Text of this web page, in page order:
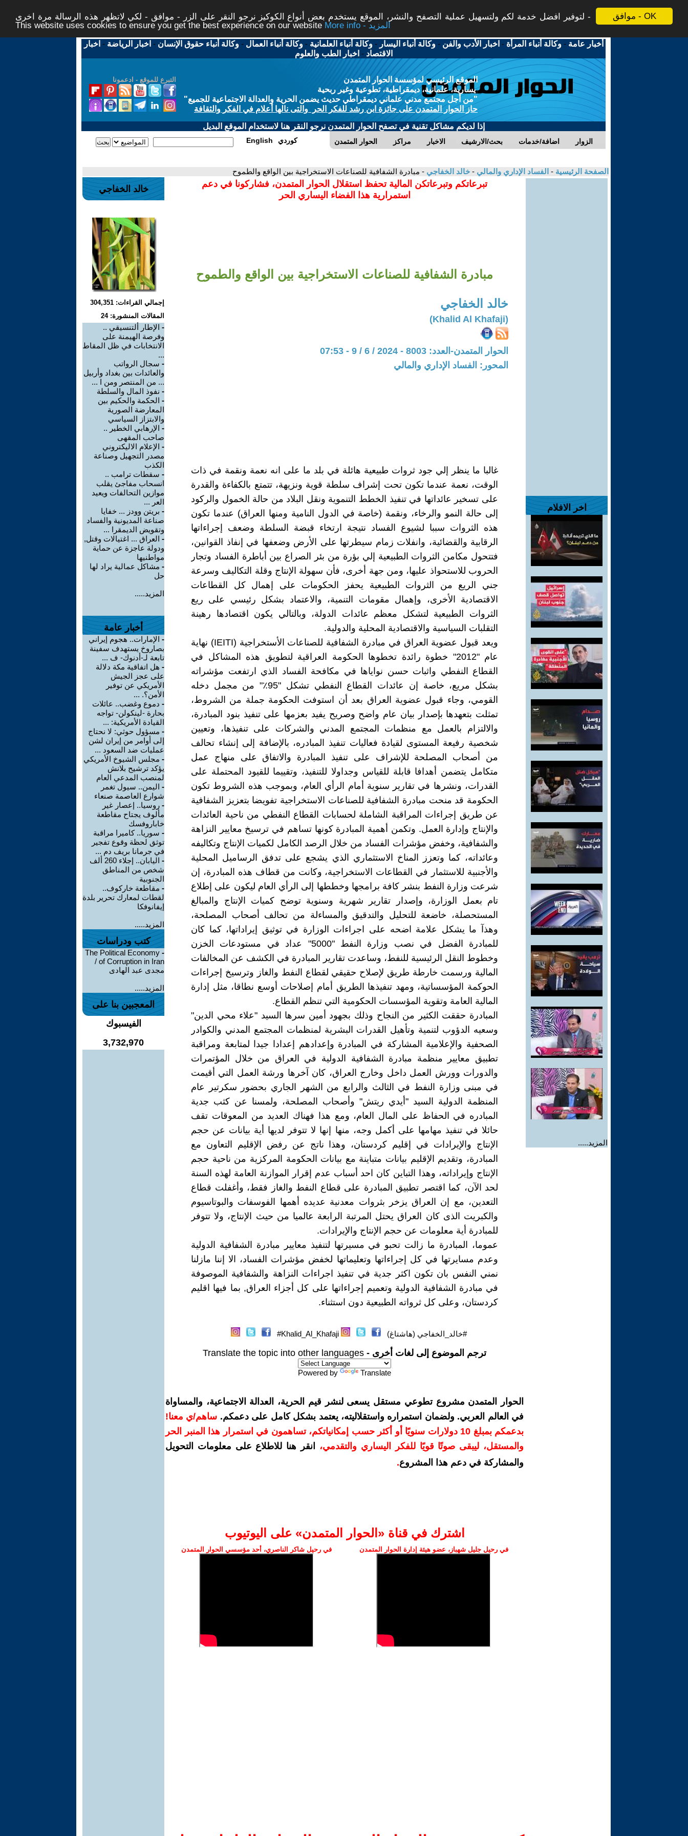
موافق - OK
لتوفير افضل خدمة لكم ولتسهيل عملية التصفح والنشر، الموقع يستخدم بعض أنواع الكوكيز نرجو النقر على الزر - موافق - لكي لاتظهر هذه الرسالة مرة اخرى -
This website uses cookies to ensure you get the best experience on our website
More info - المزيد
أخبار عامة -وكالة أنباء المرأة - اخبار الأدب والفن -وكالة أنباء اليسار -وكالة أنباء العلمانية -وكالة أنباء العمال -وكالة أنباء حقوق الإنسان - اخبار الرياضة - اخبار
الاقتصاد - اخبار الطب والعلوم
التبرع للموقع - ادعمونا
الموقع الرئيسي لمؤسسة الحوار المتمدن
يسارية، علمانية، ديمقراطية، تطوعية وغير ربحية
"من أجل مجتمع مدني علماني ديمقراطي حديث يضمن الحرية والعدالة الاجتماعية للجميع"
حاز الحوار المتمدن على جائزة ابن رشد للفكر الحر والتى نالها أعلام في الفكر والثقافة
إذا لديكم مشاكل تقنية في تصفح الحوار المتمدن نرجو النقر هنا لاستخدام الموقع البديل
الحوار المتمدن مراكز الاخبار بحث/الارشيف اضافة/خدمات الزوار English كوردي
الصفحة الرئيسية - الفساد الإداري والمالي - خالد الخفاجي - مبادرة الشفافية للصناعات الاستخراجية بين الواقع والطموح
اخر الافلام
المزيد.....
تبرعاتكم وتبرعاتكن المالية تحفظ استقلال الحوار المتمدن، فشاركونا في دعم
استمرارية هذا الفضاء اليساري الحر
مبادرة الشفافية للصناعات الاستخراجية بين الواقع والطموح
خالد الخفاجي
(Khalid Al Khafaji)
الحوار المتمدن-العدد: 8003 - 2024 / 6 / 9 - 07:53
المحور: الفساد الإداري والمالي
غالبا ما ينظر إلي جود ثروات طبيعية هائلة في بلد ما على انه نعمة ونقمة في ذات
الوقت، نعمة عندما تكون تحت إشراف سلطة قوية ونزيهة، تتمتع بالكفاءة والقدرة
على تسخير عائداتها في تنفيذ الخطط التنموية ونقل البلاد من حالة الخمول والركود
إلى حالة النمو والرخاء، ونقمة (خاصة في الدول النامية ومنها العراق) عندما تكون
هذه الثروات سببا لشيوع الفساد نتيجة ارتخاء قبضة السلطة وضعف إجراءاتها
الرقابية والقضائية، وانفلات زمام سيطرتها على الأرض وضعفها في إنفاذ القوانين،
فتتحول مكامن الثروات الطبيعية إلي بؤرة من بئر الصراع بين أباطرة الفساد وتجار
الحروب للاستحواذ عليها، ومن جهة أخرى، فأن سهولة الإنتاج وقلة التكاليف وسرعة
جني الريع من الثروات الطبيعية يحفز الحكومات على إهمال كل القطاعات
الاقتصادية الأخرى، وإهمال مقومات التنمية، والاعتماد بشكل رئيسي على ريع
الثروات الطبيعية لتشكل معظم عائدات الدولة، وبالتالي يكون اقتصادها رهينة
التقلبات السياسية والاقتصادية المحلية والدولية.
ويعد قبول عضوية العراق في مبادرة الشفافية للصناعات الأستخراجية (IEITI) نهاية
عام "2012" خطوة رائدة تخطوها الحكومة العراقية لتطويق هذه المشاكل في
القطاع النفطي واثبات حسن نواياها في مكافحة الفساد الذي ارتفعت مؤشراته
بشكل مريع، خاصة إن عائدات القطاع النفطي تشكل "95٪" من مجمل دخله
القومي، وجاء قبول عضوية العراق بعد أن استوفت الحكومة جملة من الشروط،
تمثلت بتعهدها بإصدار بيان عام واضح وصريح يفيد بعزمها على تنفيذ بنود المبادرة،
والالتزام بالعمل مع منظمات المجتمع المدني والشركات على تنفيذها، وتعيين
شخصية رفيعة المستوى لقيادة فعاليات تنفيذ المبادره، بالإضافة إلى إنشاء تحالف
من أصحاب المصلحة للإشراف على تنفيذ المبادرة والاتفاق على منهاج عمل
متكامل يتضمن أهدافا قابلة للقياس وجداولا للتنفيذ، وتقییما للقيود المحتملة على
القدرات، ونشرها في تقارير سنوية أمام الرأي العام، وبموجب هذه الشروط تكون
الحكومة قد منحت مبادرة الشفافية للصناعات الاستخراجية تفويضا بتعزيز الشفافية
عن طريق إجراءات المراقبة الشاملة لحسابات القطاع النفطي من ناحية العائدات
والإنتاج وإدارة العمل. وتكمن أهمية المبادرة كونها تساهم في ترسيخ معايير النزاهة
والشفافية، وخفض مؤشرات الفساد من خلال الرصد الكامل لكميات الإنتاج وتكاليفه
وعائداته، كما وتعزز المناخ الاستثماري الذي يشجع على تدفق الرساميل المحلية
والأجنبية للاستثمار في القطاعات الاستخراجية، وكانت من قطاف هذه المبادرة، إن
شرعت وزارة النفط بنشر كافة برامجها وخططها إلى الرأي العام ليكون على إطلاع
تام بعمل الوزارة، وإصدار تقارير شهرية وسنوية توضح كميات الإنتاج والمبالغ
المستحصلة، خاضعة للتحليل والتدقيق والمساءلة من تحالف أصحاب المصلحة،
وهذآ ما يشكل علامة اضحه على اجراءات الوزارة في توثيق إيراداتها، كما كان
للمبادرة الفضل في نصب وزارة النفط "5000" عداد في مستودعات الخزن
وخطوط النقل الرئيسية للنفط، وساعدت تقارير المبادرة في الكشف عن المخالفات
المالية ورسمت خارطة طريق لإصلاح حقيقي لقطاع النفط والغاز وترسيخ إجراءات
الحوكمة المؤسساتية، ومهد تنفيذها الطريق أمام إصلاحات أوسع نطاقا، مثل إدارة
المالية العامة وتقوية المؤسسات الحكومية التي تنظم القطاع.
المبادرة حققت الكثير من النجاح وذلك بجهود أمين سرها السيد "علاء محي الدين"
وسعيه الدؤوب لتنمية وتأهيل القدرات البشرية لمنظمات المجتمع المدني والكوادر
الصحفية والإعلامية المشاركة في المبادرة وإعدادهم إعدادا جيدا لمتابعة ومراقبة
تطبيق معايير منظمة مبادرة الشفافية الدولية في العراق من خلال المؤتمرات
والدورات وورش العمل داخل وخارج العراق، كان آخرها ورشة العمل التي أقيمت
في مبنى وزارة النفط في الثالث والرابع من الشهر الجاري بحضور سكرتير عام
المنظمة الدولية السيد "أيدي ريتش" وأصحاب المصلحة، ولمسنا عن كثب جدية
المبادره في الحفاظ على المال العام، ومع هذا فهناك العديد من المعوقات تقف
حائلا في تنفيذ مهامها على أكمل وجه، منها إنها لا تتوفر لديها أية بيانات عن حجم
الإنتاج والإيرادات في إقليم كردستان، وهذا ناتج عن رفض الإقليم التعاون مع
المبادرة، وتقديم الإقليم بيانات متباينة مع بيانات الحكومة المركزية من ناحية حجم
الإنتاج وإيراداته، وهذا التباين كان احد أسباب عدم إقرار الموازنة العامة لهذه السنة
لحد الآن، كما اقتصر تطبيق المبادرة على قطاع النفط والغاز فقط، وأغفلت قطاع
التعدين، مع إن العراق يزخر بثروات معدنية عديده أهمها الفوسفات والبوتاسيوم
والكبريت الذى كان العراق يحتل المرتبة الرابعة عالميا من حيث الإنتاج، ولا تتوفر
للمبادرة أية معلومات عن حجم الإنتاج والإيرادات.
عموما، المبادرة ما زالت تحبو في مسيرتها لتنفيذ معايير مبادرة الشفافية الدولية
وعدم مسايرتها في كل إجراءاتها وتعليماتها لخفض مؤشرات الفساد، الا إننا مازلنا
نمني النفس بان تكون اكثر جدية في تنفيذ اجراءات النزاهة والشفافية الموصوفة
في مبادرة الشفافية الدولية وتعميم إجراءاتها على كل أجزاء العراق, بما فيها اقليم
كردستان، وعلى كل ثرواته الطبيعية دون استثناء.
#خالد_الخفاجي (هاشتاغ) Khalid_Al_Khafaji#
ترجم الموضوع إلى لغات أخرى - Translate the topic into other languages
Powered by Translate
الحوار المتمدن مشروع تطوعي مستقل يسعى لنشر قيم الحرية، العدالة الاجتماعية، والمساواة
في العالم العربي. ولضمان استمراره واستقلاليته، يعتمد بشكل كامل على دعمكم. ساهم/ي معنا!
بدعمكم بمبلغ 10 دولارات سنويًا أو أكثر حسب إمكانياتكم، تساهمون في استمرار هذا المنبر الحر
والمستقل، ليبقى صوتًا قويًا للفكر اليساري والتقدمي،
انقر هنا للاطلاع على معلومات التحويل
والمشاركة في دعم هذا المشروع.
اشترك في قناة ‫«الحوار المتمدن» على اليوتيوب
في رحيل جليل شهباز، عضو هيئة إدارة الحوار المتمدن في رحيل شاكر الناصري، أحد مؤسسي الحوار المتمدن
خالد الخفاجي
إجمالي القراءات: 304,351
المقالات المنشورة: 24
- الإطار ألتنسيقي ..
وفرصة الهيمنة على
الانتخابات في ظل المقاط
...
- سجال الرواتب
والعائدات بين بغداد وأربيل
... من المنتصر ومن ا ...
- نفوذ المال والسلطة
- الحكمة والحكيم بين
المعارضة الصورية
والابتزاز السياسي
- الإرهابي الخطير ..
صاحب المقهى
- الإعلام الاليكتروني
مصدر التجهيل وصناعة
الكذب
- سقطات ترامب ..
انسحاب مفاجئ يقلب
موازين التحالفات ويعيد
العر ...
- بريتن وودز ... خفايا
صناعة المديونية والفساد
وتقويض الديمقرا ...
- العراق ... اغتيالات وقتل,
ودولة عاجزة عن حماية
مواطنيها
- مشاكل عمالية يراد لها
حل
المزيد.....
أخبار عامة
- الإمارات.. هجوم إيراني
بصاروخ يستهدف سفينة
تابعة لـ-أدنوك- ف ...
- هل اتفاقية مكة دلالة
على عجز الجيش
الأمريكي عن توفير
الأمن؟. ...
- دموع وغضب.. عائلات
بحارة -لينكولن- تواجه
القيادة الأمريكية: ...
- مسؤول حوثي: لا نحتاج
إلى أوامر من إيران لشن
عمليات ضد السعود ...
- مجلس الشيوخ الأمريكي
يؤكد ترشيح بلانش
لمنصب المدعي العام
- اليمن.. سيول تغمر
شوارع العاصمة صنعاء
- روسيا.. إعصار غير
مألوف يجتاح مقاطعة
خاباروفسك
- سوريا.. كاميرا مراقبة
توثق لحظة وقوع تفجير
في جرمانا بريف دم ...
-
اليابان.. إجلاء 260 ألف
شخص من المناطق
الجنوبية
- مقاطعة خاركوف..
لقطات لمعارك تحرير بلدة
إيفانوفكا
المزيد.....
كتب ودراسات
-
The Political Economy
of Corruption in Iran /
مجدى عبد الهادى
المزيد.....
المعجبين بنا على
الفيسبوك
3,732,970